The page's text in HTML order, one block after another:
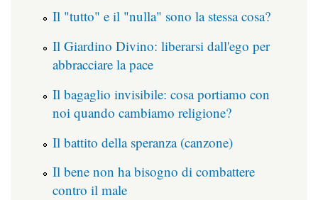
Il "tutto" e il "nulla" sono la stessa cosa?
Il Giardino Divino: liberarsi dall'ego per
abbracciare la pace
Il bagaglio invisibile: cosa portiamo con
noi quando cambiamo religione?
Il battito della speranza (canzone)
Il bene non ha bisogno di combattere
contro il male